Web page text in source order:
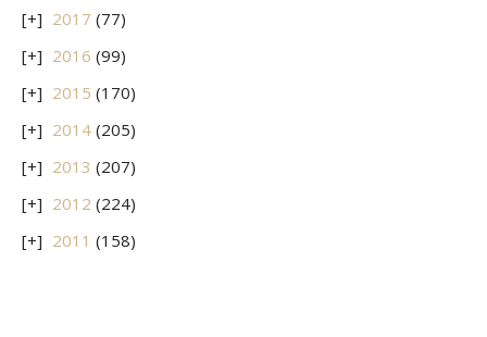
2017 (77)
2016 (99)
2015 (170)
2014 (205)
2013 (207)
2012 (224)
2011 (158)